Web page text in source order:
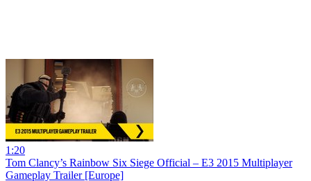
1:20
Tom Clancy’s Rainbow Six Siege Official – E3 2015 Multiplayer
Gameplay Trailer [Europe]